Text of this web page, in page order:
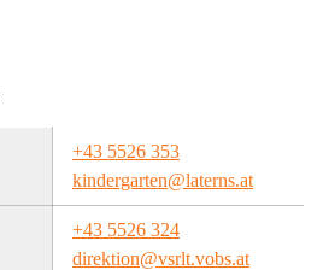
+43 5526 353
kindergarten@laterns.at
+43 5526 324
direktion@vsrlt.vobs.at